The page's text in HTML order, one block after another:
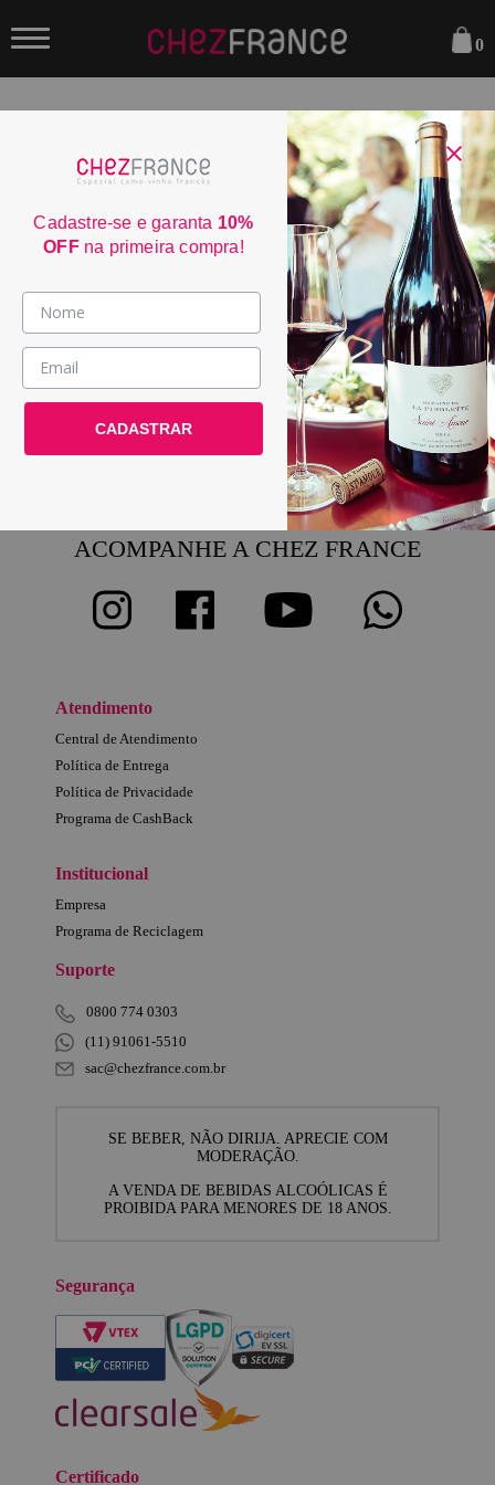
Vinhos >
País / Região >
Le Club >
0
Sua busca não encontrou nenhum resultado.
Parcele em até 6x sem juros
consulte condiçoes
Frete Grátis acima de R$350
consulte condiçoes
3% de desconto no boleto
consulte condiçoes
Entrega em até 4 dias úteis
ACOMPANHE A CHEZ FRANCE
Atendimento
Central de Atendimento
Política de Entrega
Política de Privacidade
Programa de CashBack
Institucional
Empresa
Programa de Reciclagem
Suporte
0800 774 0303
(11) 91061-5510
sac@chezfrance.com.br
SE BEBER, NÃO DIRIJA. APRECIE COM
MODERAÇÃO.
A VENDA DE BEBIDAS ALCOÓLICAS É
PROIBIDA PARA MENORES DE 18 ANOS.
Segurança
Certificado
Cadastre-se e garanta 10%
OFFna primeira compra!
CADASTRAR